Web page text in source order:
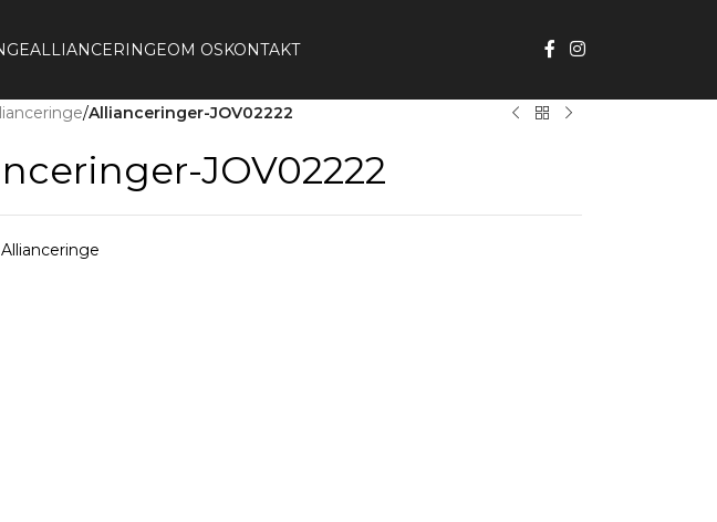
ALLIANCERINGEOM OSKONTAKT
/Allianceringer-JOV02222
JOV02222
Allianceringe